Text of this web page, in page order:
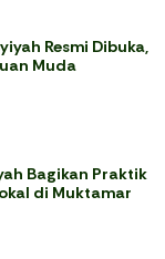
Resmi Dibuka,
Muda
Bagikan Praktik
di Muktamar